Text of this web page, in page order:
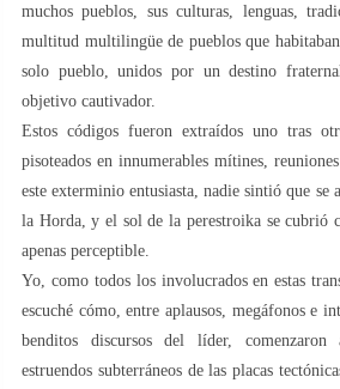
muchos pueblos, sus culturas, lenguas,
multitud multilingüe de pueblos que
solo pueblo, unidos por un destino
objetivo cautivador.
Estos códigos fueron extraídos uno tras
pisoteados en innumerables mítines,
este exterminio entusiasta, nadie sintió que se
la Horda, y el sol de la perestroika se cubrió
apenas perceptible.
Yo, como todos los involucrados en estas
escuché cómo, entre aplausos, megáfonos e
benditos discursos del líder,
estruendos subterráneos de las placas